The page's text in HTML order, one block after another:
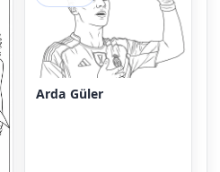
Arda Güler